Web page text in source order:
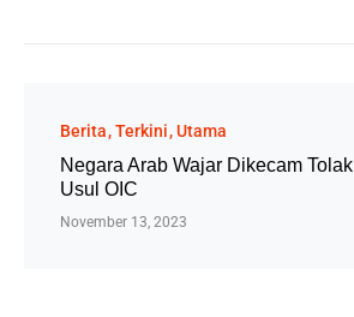
Berita Terkini Utama
Negara Arab Wajar Dikecam Tolak
Usul OIC
November 13, 2023